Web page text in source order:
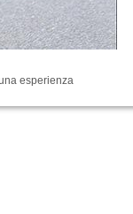
esperienza